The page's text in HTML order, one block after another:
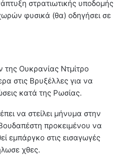
στρατιωτικής υποδομής
φυσικά (θα) οδηγήσει σε
Ουκρανίας Ντμίτρο
στις Βρυξέλλες για να
κατά της Ρωσίας.
να στείλει μήνυμα στην
προκειμένου να
εμπάργκο στις εισαγωγές
χθες.